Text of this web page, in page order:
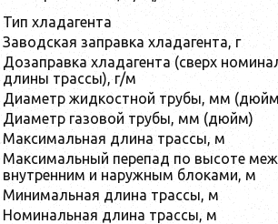
Тип хладагента
Заводская заправка хладагента, г
Дозаправка хладагента (сверх
длины трассы), г/м
Диаметр жидкостной трубы, мм
Диаметр газовой трубы, мм (дюйм)
Максимальная длина трассы, м
Максимальный перепад по высоте
внутренним и наружным блоками, м
Минимальная длина трассы, м
Номинальная длина трассы, м